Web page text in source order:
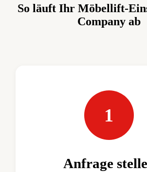
So läuft Ihr Möbellift-
Company ab
1
Anfrage